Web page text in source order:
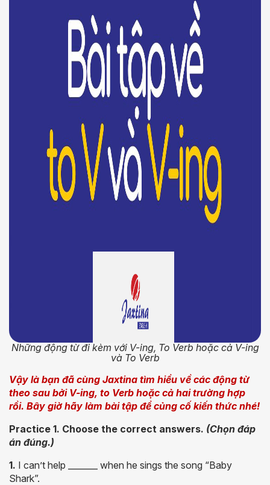
Những động từ đi kèm với V-ing, To Verb hoặc cả V-ing
và To Verb
Vậy là bạn đã cùng Jaxtina tìm hiểu về các động từ
theo sau bởi V-ing, to Verb hoặc cả hai trường hợp
rồi. Bây giờ hãy làm bài tập để củng cố kiến thức nhé!
Practice 1. Choose the correct answers. (Chọn đáp
án đúng.)
1. I can’t help _______ when he sings the song “Baby
Shark”.